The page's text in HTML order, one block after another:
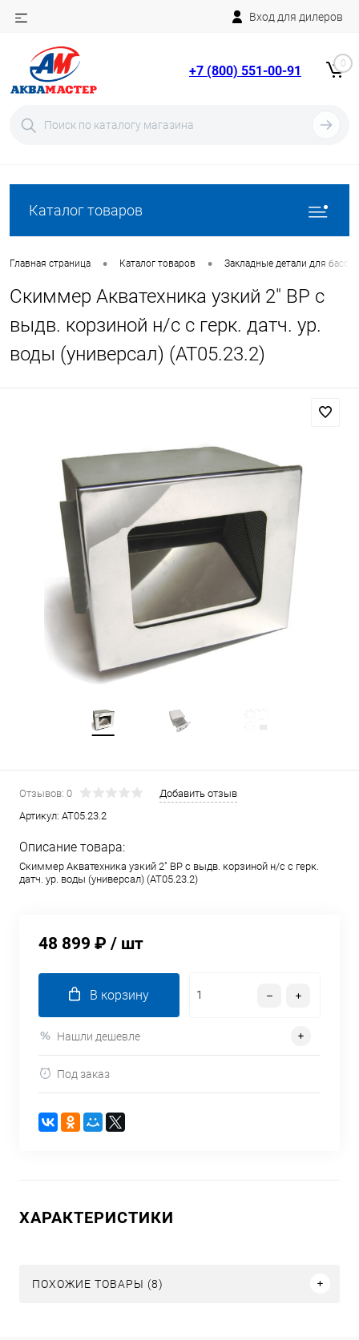
Вход для дилеров
+7 (800) 551-00-91 0
Каталог товаров
Главная страница • Каталог товаров • Закладные детали для
Скиммер Акватехника узкий 2" ВР с
выдв. корзиной н/с с герк. датч. ур.
воды (универсал) (AT05.23.2)
Отзывов: 0
Добавить отзыв
Артикул: AT05.23.2
Описание товара:
Скиммер Акватехника узкий 2" ВР с выдв. корзиной н/с с герк.
датч. ур. воды (универсал) (AT05.23.2)
48 899 ₽ / шт
В корзину
Нашли дешевле
Под заказ
ХАРАКТЕРИСТИКИ
ПОХОЖИЕ ТОВАРЫ (8)